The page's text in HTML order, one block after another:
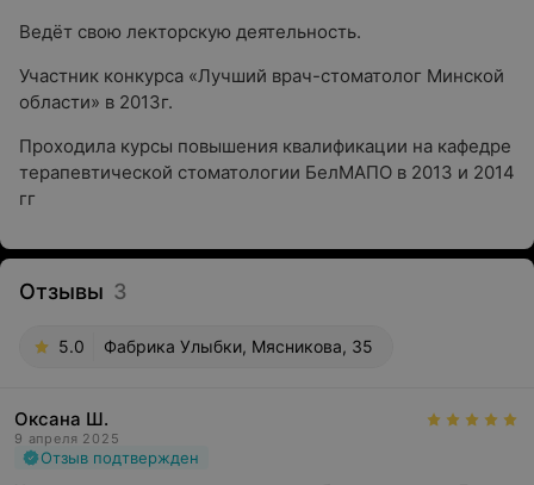
Ведёт свою лекторскую деятельность.
Участник конкурса «Лучший врач-стоматолог Минской
области» в 2013г.
Проходила курсы повышения квалификации на кафедре
терапевтической стоматологии БелМАПО в 2013 и 2014
гг
Отзывы 3
5.0 Фабрика Улыбки, Мясникова, 35
Оксана Ш.
9 апреля 2025
Отзыв подтвержден